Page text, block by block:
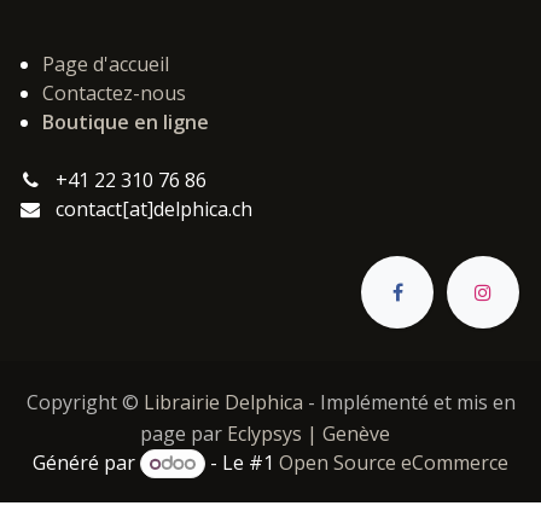
Page d'accueil
Contactez-nous
Boutique en ligne
+41 22 310 76 86
contact[at]delphica.ch
Copyright © Librairie Delphica - Implémenté et mis en
page par Eclypsys | Genève
Généré par
- Le #1Open Source eCommerce